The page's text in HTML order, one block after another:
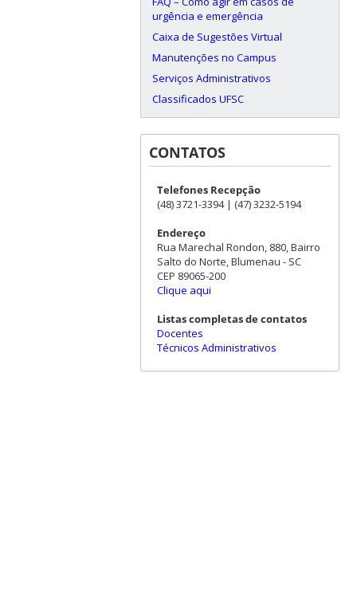
urgência e emergência
Caixa de Sugestões Virtual
Manutenções no Campus
Serviços Administrativos
Classificados UFSC
CONTATOS
Telefones Recepção
(48) 3721-3394 | (47) 3232-5194
Endereço
Rua Marechal Rondon, 880, Bairro
Salto do Norte, Blumenau - SC
CEP 89065-200
Clique aqui
Listas completas de contatos
Docentes
Técnicos Administrativos